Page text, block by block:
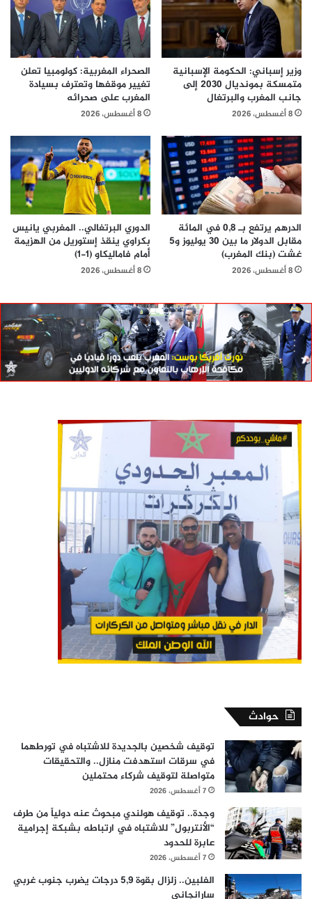
وزير إسباني: الحكومة الإسبانية
متمسكة بمونديال 2030 إلى
جانب المغرب والبرتغال
8 أغسطس، 2026
الصحراء المغربية: كولومبيا تعلن
تغيير موقفها وتعترف بسيادة
المغرب على صحرائه
8 أغسطس، 2026
الدرهم يرتفع بـ 0,8 في المائة
مقابل الدولار ما بين 30 يوليوز و5
غشت (بنك المغرب)
8 أغسطس، 2026
الدوري البرتغالي.. المغربي يانيس
بكراوي ينقذ إستوريل من الهزيمة
أمام فاماليكاو (1-1)
8 أغسطس، 2026
حوادث
توقيف شخصين بالجديدة للاشتباه في تورطهما
في سرقات استهدفت منازل.. والتحقيقات
متواصلة لتوقيف شركاء محتملين
7 أغسطس، 2026
وجدة.. توقيف هولندي مبحوث عنه دولياً من طرف
“الأنتربول” للاشتباه في ارتباطه بشبكة إجرامية
عابرة للحدود
7 أغسطس، 2026
الفلبين.. زلزال بقوة 5,9 درجات يضرب جنوب غربي
سارانجاني